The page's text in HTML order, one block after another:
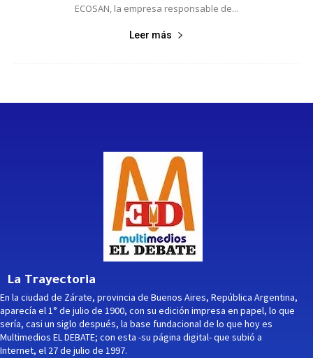
ECOSAN, la empresa responsable de...
Leer más
La Trayectoria
En la ciudad de Zárate, provincia de Buenos Aires, República Argentina,
aparecía el 1° de julio de 1900, con su edición impresa en papel, lo que
sería, casi un siglo después, la base fundacional de lo que hoy es
Multimedios EL DEBATE; con esta -su página digital- que subió a
Internet, el 27 de julio de 1997.